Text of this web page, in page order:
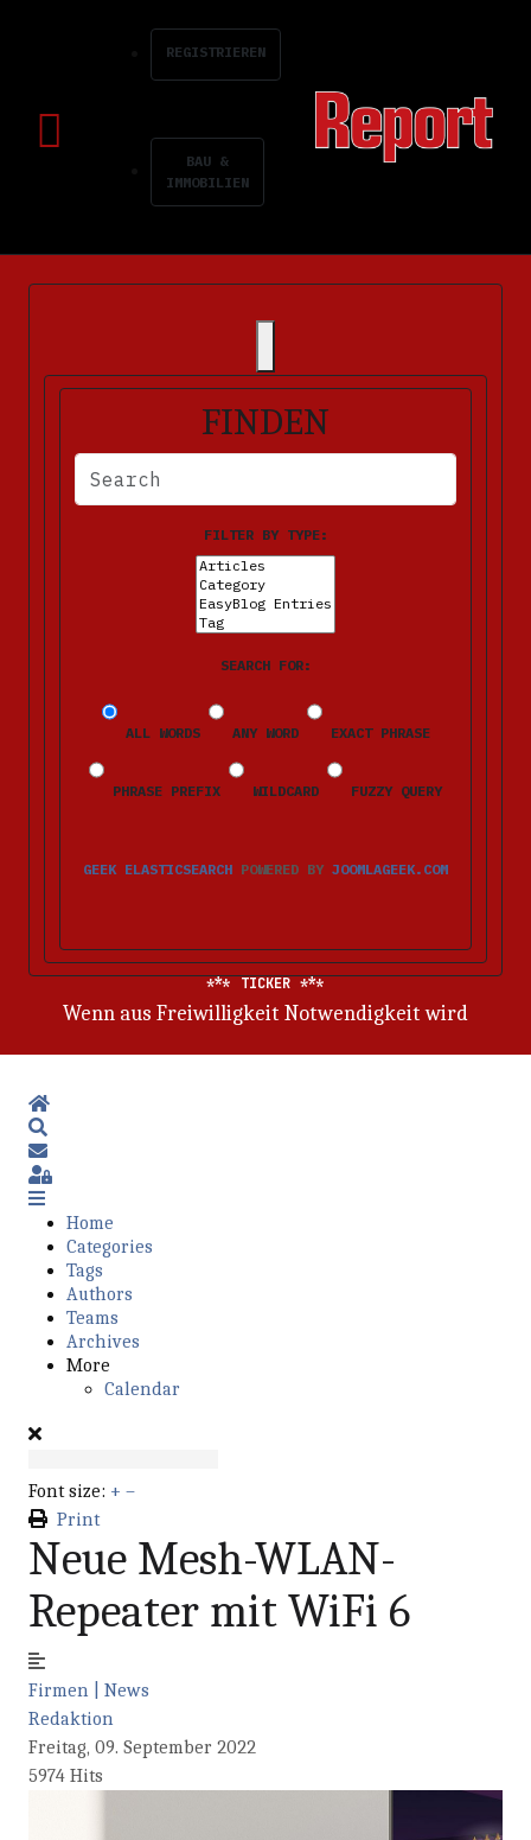
REGISTRIEREN
BAU &
IMMOBILIEN
FINDEN
BITTE FÜLLEN SIE DIE ERFORDERLICHEN FELDER AUS.
FILTER BY TYPE:
SEARCH FOR:
ALL WORDS ANY WORD EXACT PHRASE
PHRASE PREFIX WILDCARD FUZZY QUERY
GEEK ELASTICSEARCH POWERED BY JOOMLAGEEK.COM
TICKER
Wenn aus Freiwilligkeit Notwendigkeit wird
Home
Subscribe to blog
Sign In
Home
Categories
Tags
Authors
Teams
Archives
More
Calendar
Font size: + –
Print
Neue Mesh-WLAN-
Repeater mit WiFi 6
Firmen | News
Redaktion
Freitag, 09. September 2022
5974 Hits